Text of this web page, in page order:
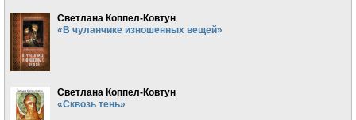
Светлана Коппел-Ковтун
«В чуланчике изношенных вещей»
Светлана Коппел-Ковтун
«Сквозь тень»